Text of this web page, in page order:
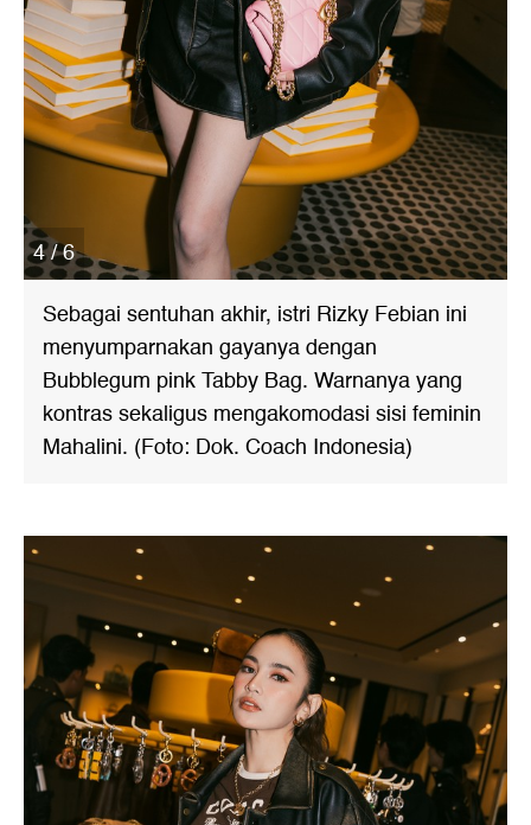
4 / 6
Sebagai sentuhan akhir, istri Rizky Febian ini
menyumparnakan gayanya dengan
Bubblegum pink Tabby Bag. Warnanya yang
kontras sekaligus mengakomodasi sisi feminin
Mahalini. (Foto: Dok. Coach Indonesia)